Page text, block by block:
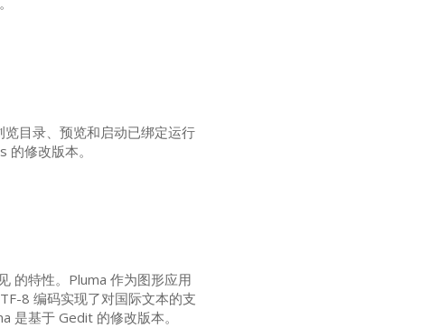
目录、预览和启动已绑定运行
修改版本。
的特性。Pluma 作为图形应用
-8 编码实现了对国际文本的支
是基于 Gedit 的修改版本。